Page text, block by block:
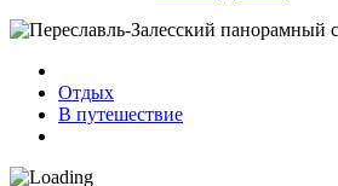
Отдых
В путешествие